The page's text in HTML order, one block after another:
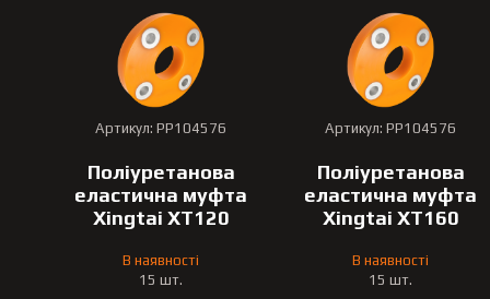
Артикул: PP104576
Поліуретанова
еластична муфта
Xingtai XT120
В наявності
15 шт.
Артикул: PP104576
Поліуретанова
еластична муфта
Xingtai XT160
В наявності
15 шт.